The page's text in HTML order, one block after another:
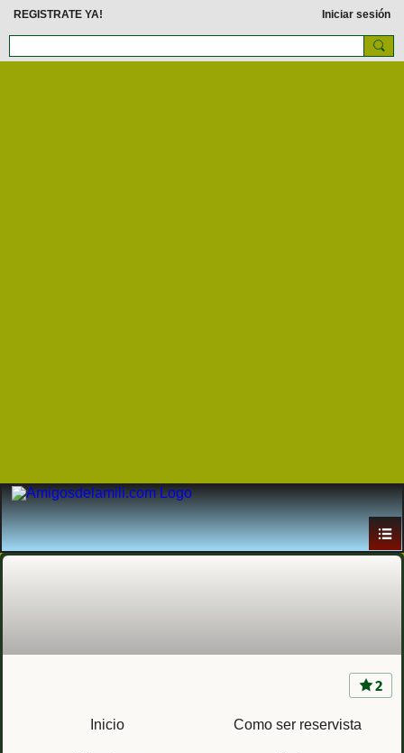
REGISTRATE YA! Iniciar sesión
Reservistas Voluntarios / Punto de encuentro e
información
2
Inicio Como ser reservista